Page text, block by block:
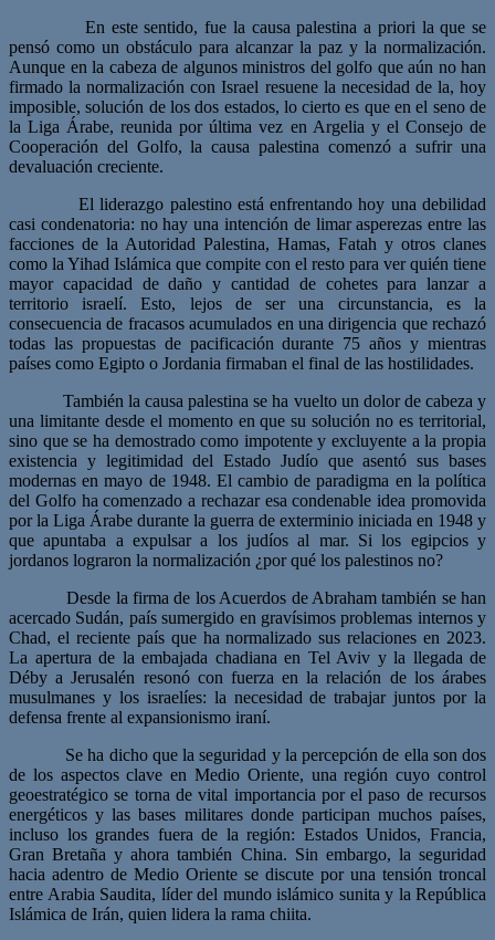
En este sentido, fue la causa palestina a priori la que se
pensó como un obstáculo para alcanzar la paz y la normalización.
Aunque en la cabeza de algunos ministros del golfo que aún no han
firmado la normalización con Israel resuene la necesidad de la, hoy
imposible, solución de los dos estados, lo cierto es que en el seno de
la Liga Árabe, reunida por última vez en Argelia y el Consejo de
Cooperación del Golfo, la causa palestina comenzó a sufrir una
devaluación creciente.
El liderazgo palestino está enfrentando hoy una debilidad
casi condenatoria: no hay una intención de limar asperezas entre las
facciones de la Autoridad Palestina, Hamas, Fatah y otros clanes
como la Yihad Islámica que compite con el resto para ver quién tiene
mayor capacidad de daño y cantidad de cohetes para lanzar a
territorio israelí. Esto, lejos de ser una circunstancia, es la
consecuencia de fracasos acumulados en una dirigencia que rechazó
todas las propuestas de pacificación durante 75 años y mientras
países como Egipto o Jordania firmaban el final de las hostilidades.
También la causa palestina se ha vuelto un dolor de cabeza y
una limitante desde el momento en que su solución no es territorial,
sino que se ha demostrado como impotente y excluyente a la propia
existencia y legitimidad del Estado Judío que asentó sus bases
modernas en mayo de 1948. El cambio de paradigma en la política
del Golfo ha comenzado a rechazar esa condenable idea promovida
por la Liga Árabe durante la guerra de exterminio iniciada en 1948 y
que apuntaba a expulsar a los judíos al mar. Si los egipcios y
jordanos lograron la normalización ¿por qué los palestinos no?
Desde la firma de los Acuerdos de Abraham también se han
acercado Sudán, país sumergido en gravísimos problemas internos y
Chad, el reciente país que ha normalizado sus relaciones en 2023.
La apertura de la embajada chadiana en Tel Aviv y la llegada de
Déby a Jerusalén resonó con fuerza en la relación de los árabes
musulmanes y los israelíes: la necesidad de trabajar juntos por la
defensa frente al expansionismo iraní.
Se ha dicho que la seguridad y la percepción de ella son dos
de los aspectos clave en Medio Oriente, una región cuyo control
geoestratégico se torna de vital importancia por el paso de recursos
energéticos y las bases militares donde participan muchos países,
incluso los grandes fuera de la región: Estados Unidos, Francia,
Gran Bretaña y ahora también China. Sin embargo, la seguridad
hacia adentro de Medio Oriente se discute por una tensión troncal
entre Arabia Saudita, líder del mundo islámico sunita y la República
Islámica de Irán, quien lidera la rama chiita.